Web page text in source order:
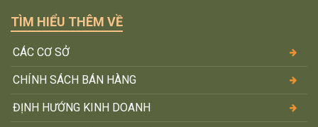
TÌM HIỂU THÊM VỀ
CÁC CƠ SỞ
CHÍNH SÁCH BÁN HÀNG
ĐỊNH HƯỚNG KINH DOANH